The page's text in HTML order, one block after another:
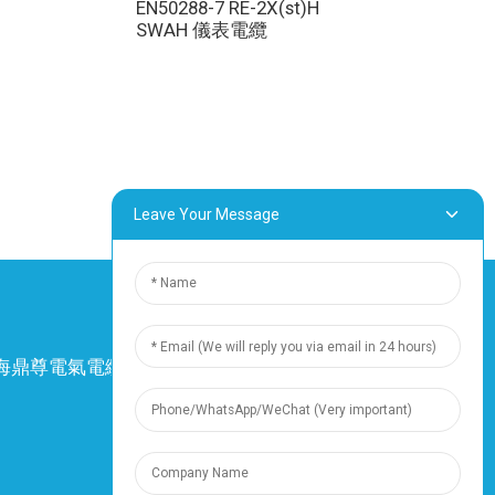
EN50288-7 RE-2X(st)H
SWAH 儀表電纜
尊電氣電纜股份有限公司。保留所有權
利。
-網站地圖- Resource
Leave Your Message